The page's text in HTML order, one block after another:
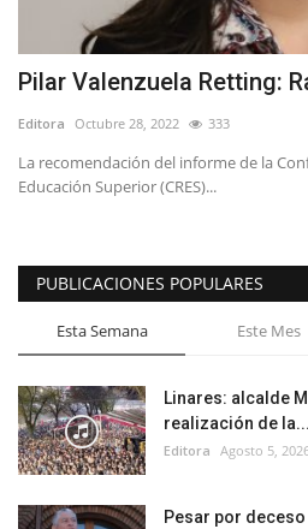
Política
Espectáculos
Pilar Valenzuela Retting:
Editora Octubre 28, 2022 333
La recomendación del informe de la
Educación Superior (CRES)...
PUBLICACIONES POPULARES
Esta Semana Este Mes
Linares: alcalde
realización de la...
Editora Agosto 5,
Pesar por